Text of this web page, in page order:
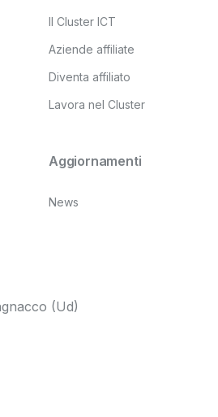
Il Cluster ICT
Aziende affiliate
Diventa affiliato
Lavora nel Cluster
Aggiornamenti
News
(Ud)